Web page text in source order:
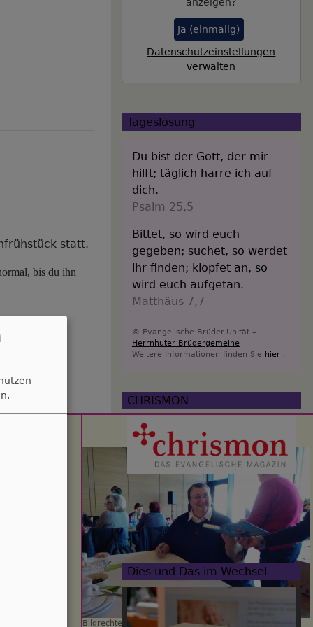
statt.
bis du ihn
Bildrechte beim Autor
Ja (einmalig)
Datenschutzeinstellungen
verwalten
Tageslosung
Du bist der Gott, der mir
hilft; täglich harre ich auf
dich.
Psalm 25,5
Bittet, so wird euch
gegeben; suchet, so werdet
ihr finden; klopfet an, so
wird euch aufgetan.
Matthäus 7,7
© Evangelische Brüder-Unität –
Herrnhuter Brüdergemeine
Weitere Informationen finden Sie hier .
CHRISMON
Dies und Das im Wechsel